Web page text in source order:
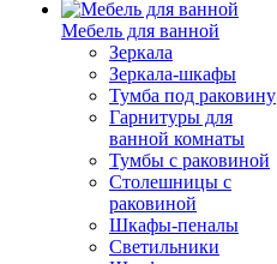
Мебель для ванной
Зеркала
Зеркала-шкафы
Тумба под раковину
Гарнитуры для
ванной комнаты
Тумбы с раковиной
Столешницы с
раковиной
Шкафы-пеналы
Светильники